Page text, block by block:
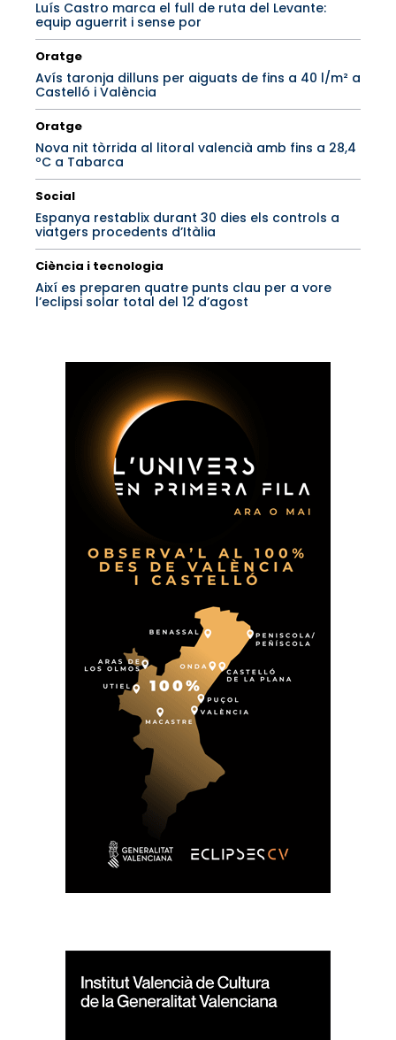
Luís Castro marca el full de ruta del Levante:
equip aguerrit i sense por
Oratge
Avís taronja dilluns per aiguats de fins a 40 l/m² a
Castelló i València
Oratge
Nova nit tòrrida al litoral valencià amb fins a 28,4
ºC a Tabarca
Social
Espanya restablix durant 30 dies els controls a
viatgers procedents d’Itàlia
Ciència i tecnologia
Així es preparen quatre punts clau per a vore
l’eclipsi solar total del 12 d’agost